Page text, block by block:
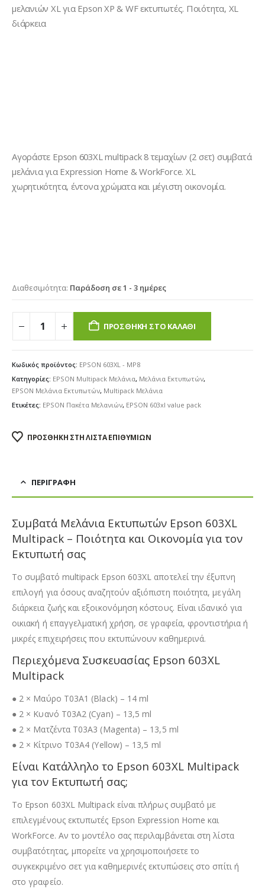
μελανιών XL για Epson XP & WF εκτυπωτές. Ποιότητα, XL
διάρκεια
Αγοράστε Epson 603XL multipack 8 τεμαχίων (2 σετ) συμβατά
μελάνια για Expression Home & WorkForce. XL
χωρητικότητα, έντονα χρώματα και μέγιστη οικονομία.
Διαθεσιμότητα: Παράδοση σε 1 - 3 ημέρες
ΠΡΟΣΘΉΚΗ ΣΤΟ ΚΑΛΆΘΙ
Κωδικός προϊόντος: EPSON 603XL - MP8
Κατηγορίες: EPSON Multipack Μελάνια, Μελάνια Εκτυπωτών,
EPSON Μελάνια Εκτυπωτών, Multipack Μελάνια
Ετικέτες: EPSON Πακέτα Μελανιών, EPSON 603xl value pack
ΠΡΟΣΘΉΚΗ ΣΤΗ ΛΊΣΤΑ ΕΠΙΘΥΜΙΏΝ
ΠΕΡΙΓΡΑΦΉ
Συμβατά Μελάνια Εκτυπωτών Epson 603XL
Multipack – Ποιότητα και Οικονομία για τον
Εκτυπωτή σας
Το συμβατό multipack Epson 603XL αποτελεί την έξυπνη
επιλογή για όσους αναζητούν αξιόπιστη ποιότητα, μεγάλη
διάρκεια ζωής και εξοικονόμηση κόστους. Είναι ιδανικό για
οικιακή ή επαγγελματική χρήση, σε γραφεία, φροντιστήρια ή
μικρές επιχειρήσεις που εκτυπώνουν καθημερινά.
Περιεχόμενα Συσκευασίας Epson 603XL
Multipack
● 2 × Μαύρο T03A1 (Black) – 14 ml
● 2 × Κυανό T03A2 (Cyan) – 13,5 ml
● 2 × Ματζέντα T03A3 (Magenta) – 13,5 ml
● 2 × Κίτρινο T03A4 (Yellow) – 13,5 ml
Είναι Κατάλληλο το Epson 603XL Multipack
για τον Εκτυπωτή σας;
Το Epson 603XL Multipack είναι πλήρως συμβατό με
επιλεγμένους εκτυπωτές Epson Expression Home και
WorkForce. Αν το μοντέλο σας περιλαμβάνεται στη λίστα
συμβατότητας, μπορείτε να χρησιμοποιήσετε το
συγκεκριμένο σετ για καθημερινές εκτυπώσεις στο σπίτι ή
στο γραφείο.